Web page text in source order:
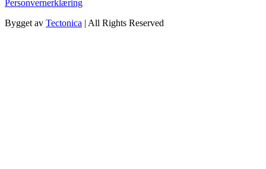
Personvernerklæring
Bygget av Tectonica | All Rights Reserved